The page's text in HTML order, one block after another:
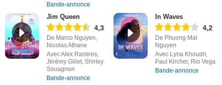
Bande-annonce
Jim Queen
4,3
De Marco Nguyen,
Nicolas Athane
Avec Alex Ramires,
Jérémy Gillet, Shirley
Souagnon
Bande-annonce
In Waves
4,2
De Phuong Mai
Nguyen
Avec Lyna Khoudri,
Paul Kircher, Rio Vega
Bande-annonce